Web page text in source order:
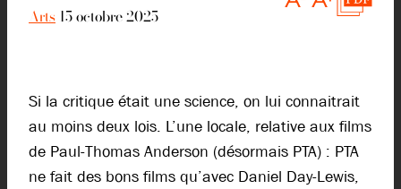
Arts 15 octobre 2025
Si la critique était une science, on lui connaitrait
au moins deux lois. L’une locale, relative aux films
de Paul-Thomas Anderson (désormais PTA) : PTA
ne fait des bons films qu’avec Daniel Day-Lewis,